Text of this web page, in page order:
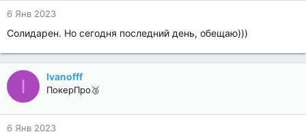
6 Янв 2023
Солидарен. Но сегодня последний день, обещаю)))
I Ivanofff
ПокерПро🥉
6 Янв 2023